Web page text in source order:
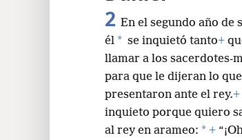
Daniel
2 En el segundo año de
él * se inquietó tanto+
llamar a los sacerdotes-
para que le dijeran lo
presentaron ante el rey. +
inquieto porque quiero